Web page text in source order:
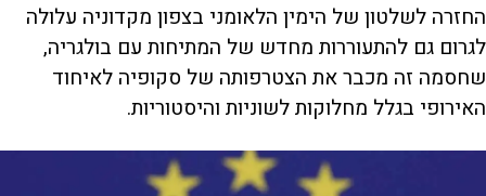
החזרה לשלטון של הימין הלאומני בצפון מקדוניה עלולה
לגרום גם להתעוררות מחדש של המתיחות עם בולגריה,
שחסמה זה מכבר את הצטרפותה של סקופיה לאיחוד
האירופי בגלל מחלוקות לשוניות והיסטוריות.